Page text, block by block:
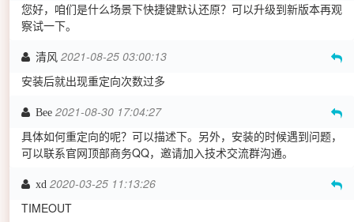
您好，咱们是什么场景下快捷键默认还原？可以升级到新版本再观
察试一下。
清风 2021-08-25 03:00:13
安装后就出现重定向次数过多
Bee 2021-08-30 17:04:27
具体如何重定向的呢？可以描述下。另外，安装的时候遇到问题，
可以联系官网顶部商务QQ，邀请加入技术交流群沟通。
xd 2020-03-25 11:13:26
TIMEOUT